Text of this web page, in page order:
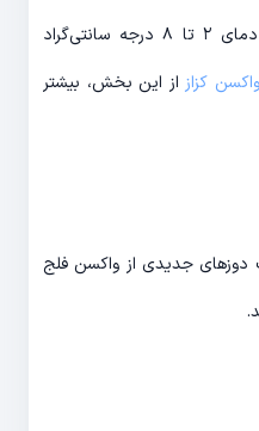
تزریق شده و پیش از تزریق در دمای ۲ تا ۸ درجه سانتی‌گراد
واکسن کزاز از این بخش، بیشتر
دوزهای جدیدی از واکسن فلج